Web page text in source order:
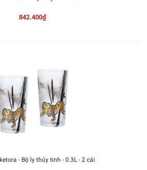
842.400₫
- Bộ ly thủy tinh - 0.3L - 2 cái